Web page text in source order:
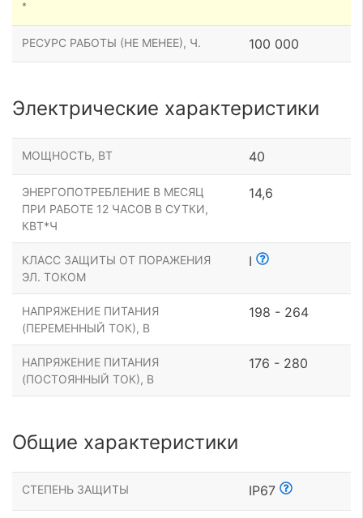
*
РЕСУРС РАБОТЫ (НЕ МЕНЕЕ), Ч. 100 000
Электрические характеристики
МОЩНОСТЬ, ВТ 40
ЭНЕРГОПОТРЕБЛЕНИЕ В МЕСЯЦ
ПРИ РАБОТЕ 12 ЧАСОВ В СУТКИ,
КВТ*Ч
14,6
КЛАСС ЗАЩИТЫ ОТ ПОРАЖЕНИЯ
ЭЛ. ТОКОМ
I
НАПРЯЖЕНИЕ ПИТАНИЯ
(ПЕРЕМЕННЫЙ ТОК), В
198 - 264
НАПРЯЖЕНИЕ ПИТАНИЯ
(ПОСТОЯННЫЙ ТОК), В
176 - 280
Общие характеристики
СТЕПЕНЬ ЗАЩИТЫ IP67